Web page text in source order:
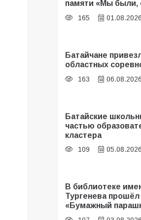
памяти «Мы были,
165 01.08.2026
Батайчане
областных
163 06.08.2026
Батайские
частью
кластера
109 05.08.2026
В библиотеке
Тургенева
«Бумажный